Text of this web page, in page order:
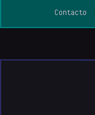
Contacto